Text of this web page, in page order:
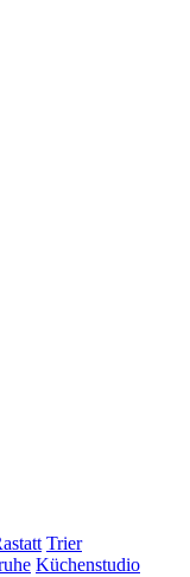
Trier
Küchenstudio